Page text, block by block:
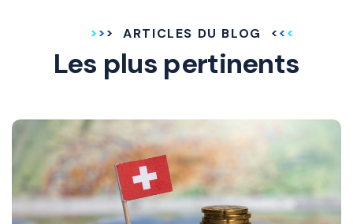
ARTICLES DU BLOG
Les plus pertinents